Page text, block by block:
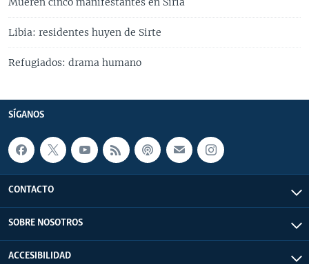
Libia: residentes huyen de Sirte
Refugiados: drama humano
SÍGANOS
CONTACTO
SOBRE NOSOTROS
ACCESIBILIDAD